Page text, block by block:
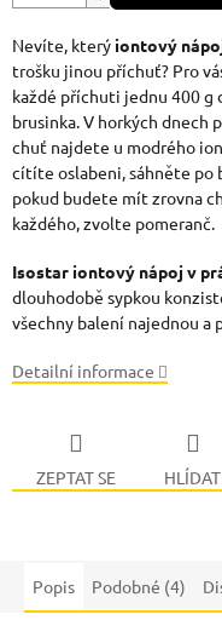
Nevíte, který iontový
trošku jinou příchuť? Pro
každé příchuti jednu 400 g
brusinka. V horkých dnech
chuť najdete u modrého
cítíte oslabeni, sáhněte po
pokud budete mít zrovna
každého, zvolte pomeranč.
Isostar iontový nápoj v
dlouhodobě sypkou
všechny balení najednou a
Detailní informace
ZEPTAT SE HLÍDAT
Popis Podobné (4)